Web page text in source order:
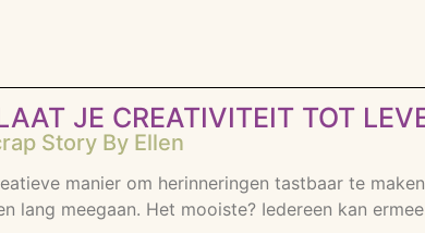
JE CREATIVITEIT TOT
Story By Ellen
manier om herinneringen tastbaar te
lang meegaan. Het mooiste? Iedereen kan